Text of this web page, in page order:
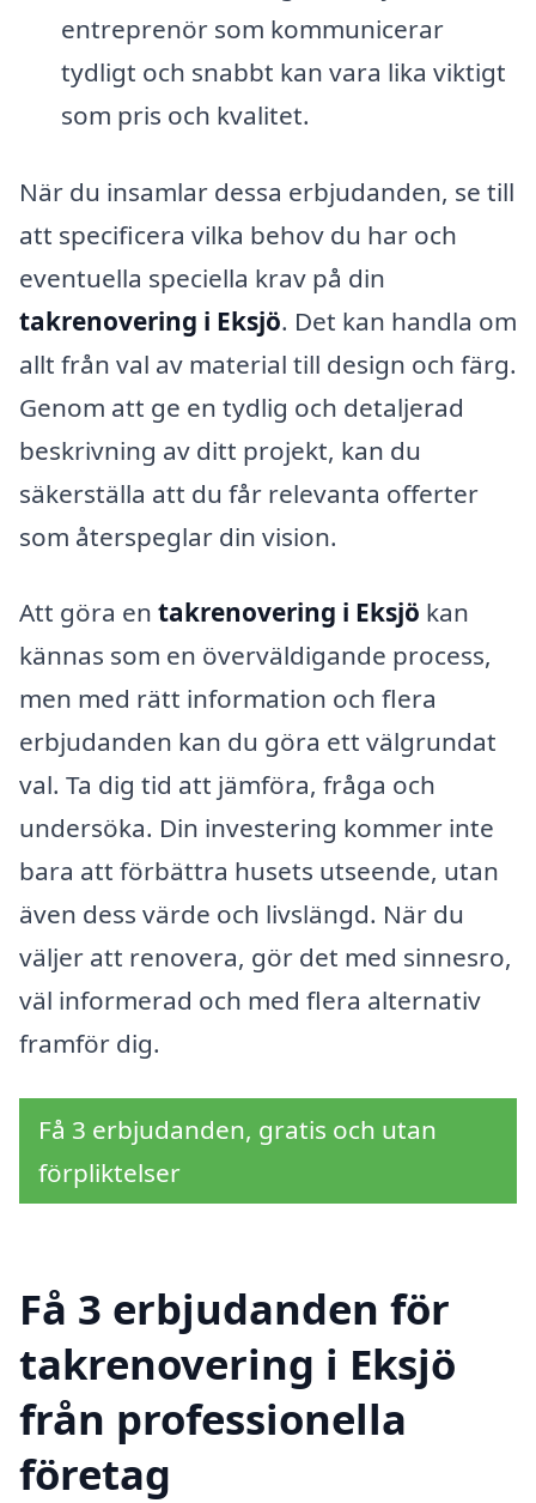
entreprenör som kommunicerar
tydligt och snabbt kan vara lika viktigt
som pris och kvalitet.
När du insamlar dessa erbjudanden, se till
att specificera vilka behov du har och
eventuella speciella krav på din
takrenovering i Eksjö. Det kan handla om
allt från val av material till design och färg.
Genom att ge en tydlig och detaljerad
beskrivning av ditt projekt, kan du
säkerställa att du får relevanta offerter
som återspeglar din vision.
Att göra en takrenovering i Eksjö kan
kännas som en överväldigande process,
men med rätt information och flera
erbjudanden kan du göra ett välgrundat
val. Ta dig tid att jämföra, fråga och
undersöka. Din investering kommer inte
bara att förbättra husets utseende, utan
även dess värde och livslängd. När du
väljer att renovera, gör det med sinnesro,
väl informerad och med flera alternativ
framför dig.
Få 3 erbjudanden, gratis och utan
förpliktelser
Få 3 erbjudanden för
takrenovering i Eksjö
från professionella
företag